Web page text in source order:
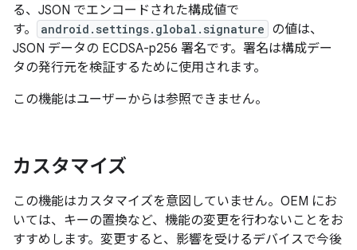
る、JSON でエンコードされた構成値で
す。
android.settings.global.signature の値は、
JSON データの ECDSA-p256 署名です。署名は構成デー
タの発行元を検証するために使用されます。
この機能はユーザーからは参照できません。
カスタマイズ
この機能はカスタマイズを意図していません。OEM にお
いては、キーの置換など、機能の変更を行わないことをお
すすめします。変更すると、影響を受けるデバイスで今後